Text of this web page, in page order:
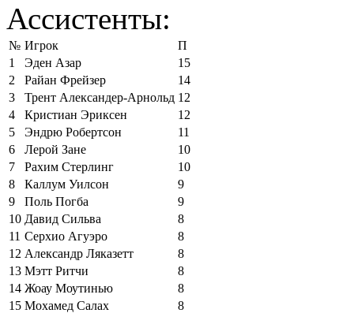
Ассистенты:
№ Игрок
П
1
Эден Азар
15
2
Райан Фрейзер
14
3
Трент Александер-Арнольд 12
4
Кристиан Эриксен
12
5
Эндрю Робертсон
11
6
Лерой Зане
10
7
Рахим Стерлинг
10
8
Каллум Уилсон
9
9
Поль Погба
9
10 Давид Сильва
8
11 Серхио Агуэро
8
12 Александр Ляказетт
8
13 Мэтт Ритчи
8
14 Жоау Моутинью
8
15 Мохамед Салах 8